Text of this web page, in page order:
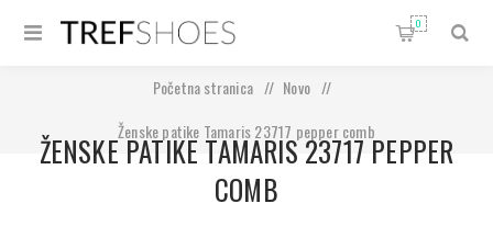
0
Početna stranica / Novo
/
Ženske patike Tamaris 23717 pepper comb
ŽENSKE PATIKE TAMARIS 23717 PEPPER
COMB